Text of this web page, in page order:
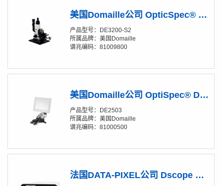
美国Domaille公司 OpticSpec® DE3200-S2 裸光纤+放大镜
产品型号：DE3200-S2
所属品牌：美国Domaille
谱兆编码：81009800
美国Domaille公司 OptiSpec® DE2503光纤检测显微镜
产品型号：DE2503
所属品牌：美国Domaille
谱兆编码：81000500
法国DATA-PIXEL公司 Dscope MT LWD主机